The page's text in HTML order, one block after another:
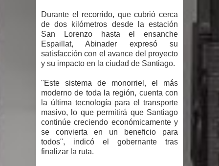
Humala queda en libertad tras la
anulación de condena de 15 años por
lavado
impulsan nuevas metas de
transparencia a través SISMAP
municipal
Durante el recorrido, que cubrió cerca
de dos kilómetros desde la estación
San Lorenzo hasta el ensanche
Espaillat, Abinader expresó su
satisfacción con el avance del proyecto
y su impacto en la ciudad de Santiago.
"Este sistema de monorriel, el más
moderno de toda la región, cuenta con
la última tecnología para el transporte
masivo, lo que permitirá que Santiago
continúe creciendo económicamente y
se convierta en un beneficio para
todos", indicó el gobernante tras
finalizar la ruta.